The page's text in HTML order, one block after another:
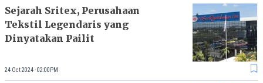
Sejarah Sritex, Perusahaan
Tekstil Legendaris yang
Dinyatakan Pailit
24 Oct 2024 - 02:00PM